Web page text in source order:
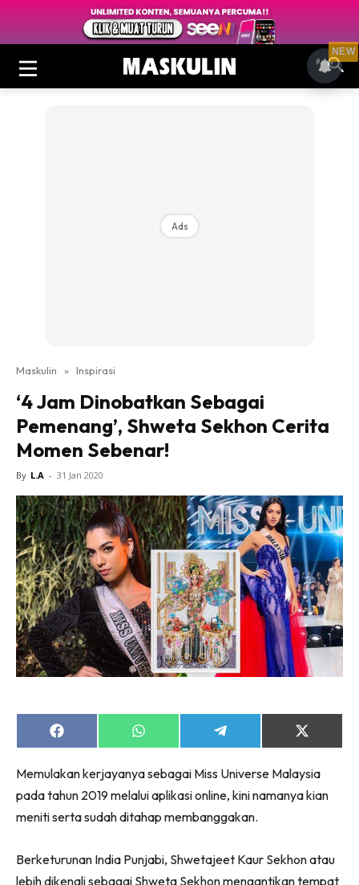
Ads
Maskulin » Inspirasi
‘4 Jam Dinobatkan Sebagai
Pemenang’, Shweta Sekhon Cerita
Momen Sebenar!
By L.A - 31 Jan 2020
Share
on
Share
on
Share
on
Share
on
(Twitter)
Memulakan kerjayanya sebagai Miss Universe Malaysia
pada tahun 2019 melalui aplikasi online, kini namanya kian
meniti serta sudah ditahap membanggakan.
Berketurunan India Punjabi, Shwetajeet Kaur Sekhon atau
lebih dikenali sebagai Shweta Sekhon mengantikan tempat
NEW